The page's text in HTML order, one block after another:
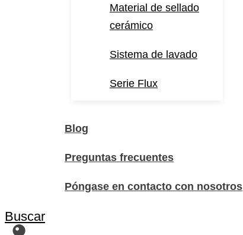
Material de sellado
cerámico
Sistema de lavado
Serie Flux
Blog
Preguntas frecuentes
Póngase en contacto con nosotros
Buscar